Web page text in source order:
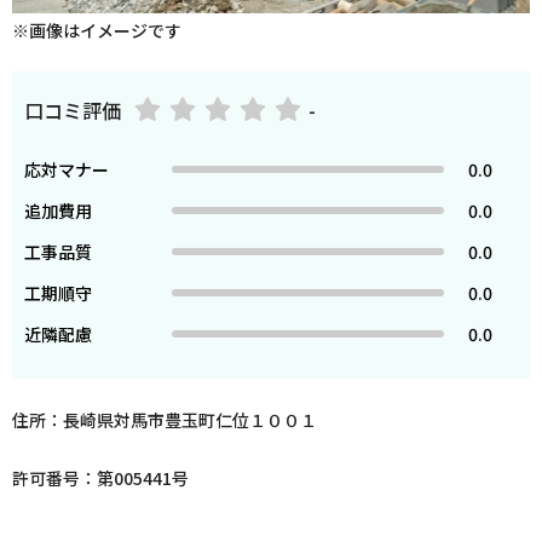
※画像はイメージです
口コミ評価 -
応対マナー
0.0
追加費用
0.0
工事品質
0.0
工期順守
0.0
近隣配慮
0.0
住所：長崎県対馬市豊玉町仁位１００１
許可番号：第005441号